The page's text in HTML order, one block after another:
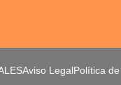
Aviso LegalPolítica